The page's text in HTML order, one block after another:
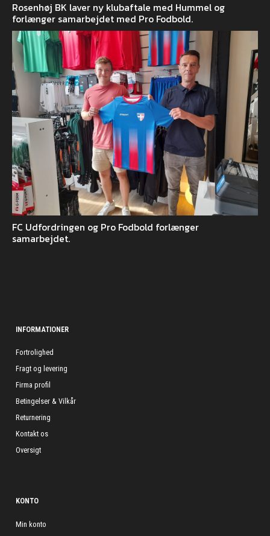
Rosenhøj BK laver ny klubaftale med Hummel og
forlænger samarbejdet med Pro Fodbold.
FC Udfordringen og Pro Fodbold forlænger
samarbejdet.
INFORMATIONER
Fortrolighed
Fragt og levering
Firma profil
Betingelser & Vilkår
Returnering
Kontakt os
Oversigt
KONTO
Min konto